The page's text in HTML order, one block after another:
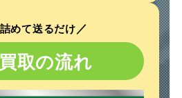
めて送るだけ／
取の流れ